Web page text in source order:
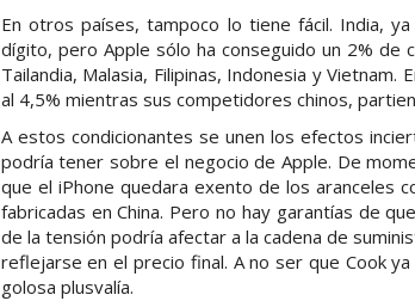
En otros países, tampoco lo tiene fácil. India,
dígito, pero Apple sólo ha conseguido un 2% de
Tailandia, Malasia, Filipinas, Indonesia y
al 4,5% mientras sus competidores chinos,
A estos condicionantes se unen los efectos
podría tener sobre el negocio de Apple. De
que el iPhone quedara exento de los aranceles
fabricadas en China. Pero no hay garantías de
de la tensión podría afectar a la cadena de
reflejarse en el precio final. A no ser que Cook
golosa plusvalía.